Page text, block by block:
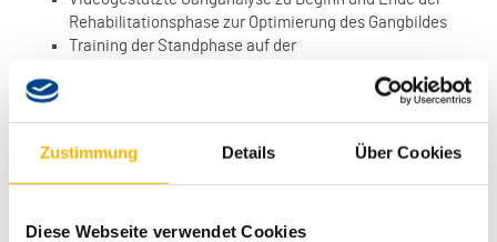
Zustimmung Details Über Cookies
Diese Webseite verwendet Cookies
Rehabilitationsphase zur Optimierung des Gangbildes
Training der Standphase auf der
Gleichgewichts-, Koordinations- und Krafttraining/
Funktionstraining: Sportliche Aktivitäten wie z. B.
Tischtennis, Federball, Nordic Walking
durch unser geschultes Gehschul-Team